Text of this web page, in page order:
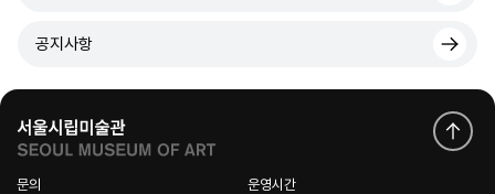
공지사항
문의
운영시간